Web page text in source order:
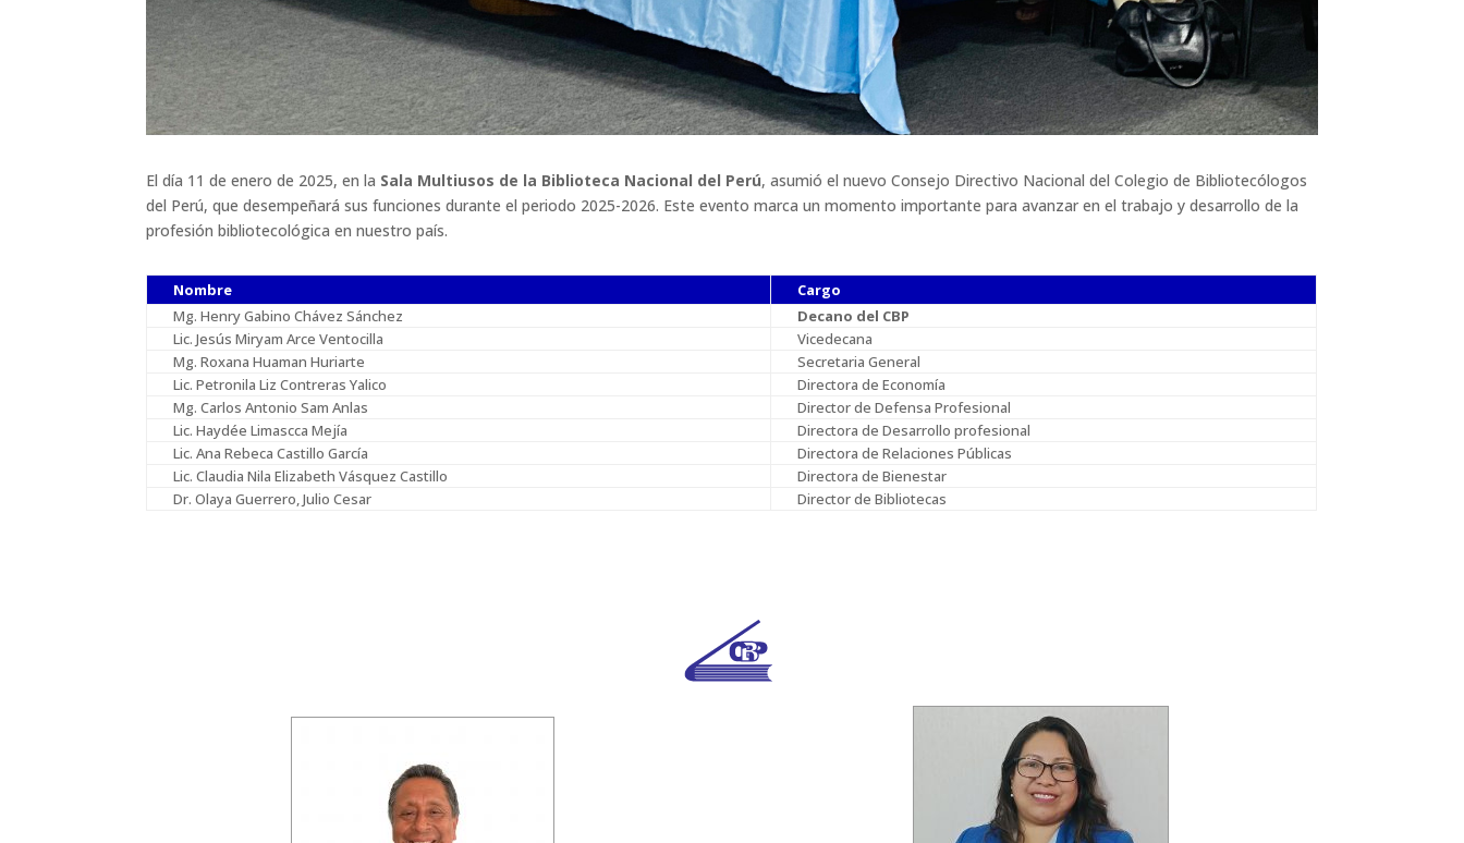
El día 11 de enero de 2025, en la Sala Multiusos de la Biblioteca Nacional del Perú, asumió el nuevo Consejo Directivo Nacional del Colegio de Bibliotecólogos
del Perú, que desempeñará sus funciones durante el periodo 2025-2026. Este evento marca un momento importante para avanzar en el trabajo y desarrollo de la
profesión bibliotecológica en nuestro país.
Nombre
Cargo
Mg. Henry Gabino Chávez Sánchez
Decano del CBP
Lic. Jesús Miryam Arce Ventocilla
Vicedecana
Mg. Roxana Huaman Huriarte
Secretaria General
Lic. Petronila Liz Contreras Yalico
Directora de Economía
Mg. Carlos Antonio Sam Anlas
Director de Defensa Profesional
Lic. Haydée Limascca Mejía
Directora de Desarrollo profesional
Lic. Ana Rebeca Castillo García
Directora de Relaciones Públicas
Lic. Claudia Nila Elizabeth Vásquez Castillo
Directora de Bienestar
Dr. Olaya Guerrero, Julio Cesar
Director de Bibliotecas